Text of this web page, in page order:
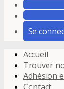
Se
Accueil
Trouver
Adhésion
Contact